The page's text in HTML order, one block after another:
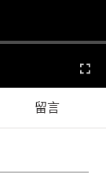
) 課程介紹
留言